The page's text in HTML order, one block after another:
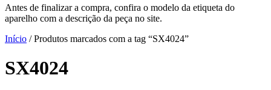
Antes de finalizar a compra, confira o modelo da etiqueta do
aparelho com a descrição da peça no site.
Início /Produtos marcados com a tag “SX4024”
SX4024